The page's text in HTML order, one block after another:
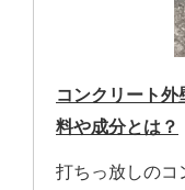
コンクリート
料や成分とは？
打ちっ放しのコ